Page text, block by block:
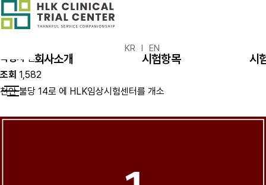
회사소개 시험항목 시
KR EN
회사소개
뉴스레터
작성자 관리자
조회 1,582
천안 불당 14로 에 HLK임상시험센터를 개소